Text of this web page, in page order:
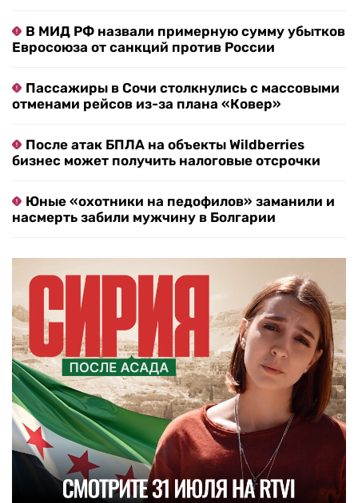
В МИД РФ назвали примерную сумму убытков
Евросоюза от санкций против России
Пассажиры в Сочи столкнулись с массовыми
отменами рейсов из-за плана «Ковер»
После атак БПЛА на объекты Wildberries
бизнес может получить налоговые отсрочки
Юные «охотники на педофилов» заманили и
насмерть забили мужчину в Болгарии